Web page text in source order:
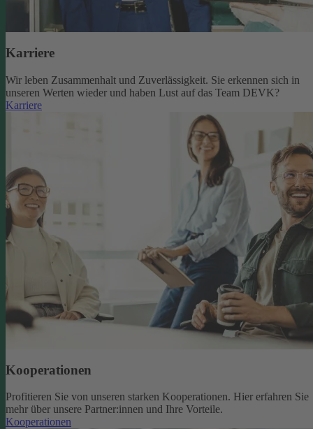
Karriere
Wir leben Zusammenhalt und Zuverlässigkeit. Sie erkennen sich in
unseren Werten wieder und haben Lust auf das Team DEVK?
Karriere
Kooperationen
Profitieren Sie von unseren starken Kooperationen. Hier erfahren Sie
mehr über unsere Partner:innen und Ihre Vorteile.
Kooperationen